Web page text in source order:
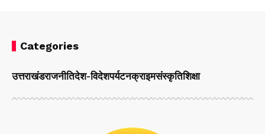
Categories
उत्तराखंडराजनीतिदेश-विदेशपर्यटनक्राइमसंस्कृतिशिक्षा